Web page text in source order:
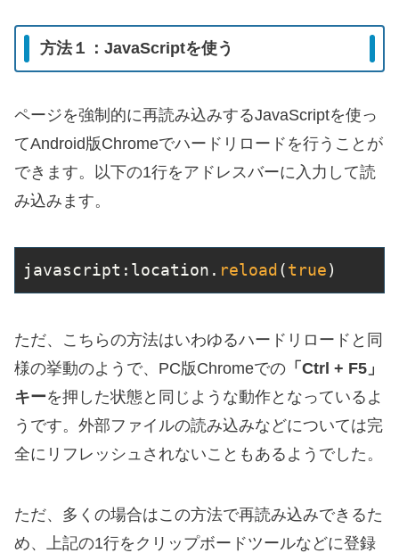
方法１：JavaScriptを使う
ページを強制的に再読み込みするJavaScriptを使っ
てAndroid版Chromeでハードリロードを行うことが
できます。以下の1行をアドレスバーに入力して読
み込みます。
javascript:location. reload (true)
ただ、こちらの方法はいわゆるハードリロードと同
様の挙動のようで、PC版Chromeでの 「Ctrl + F5」
キーを押した状態と同じような動作となっているよ
うです。外部ファイルの読み込みなどについては完
全にリフレッシュされないこともあるようでした。
ただ、多くの場合はこの方法で再読み込みできるた
め、上記の1行をクリップボードツールなどに登録